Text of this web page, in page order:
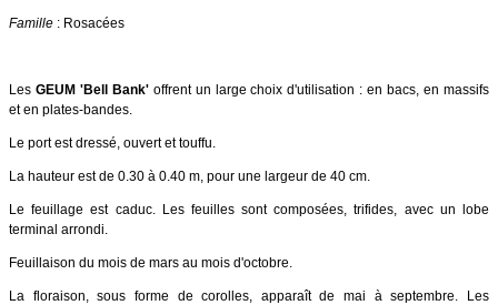
Famille : Rosacées
Les GEUM 'Bell Bank' offrent un large choix d'utilisation : en bacs, en massifs
et en plates-bandes.
Le port est dressé, ouvert et touffu.
La hauteur est de 0.30 à 0.40 m, pour une largeur de 40 cm.
Le feuillage est caduc. Les feuilles sont composées, trifides, avec un lobe
terminal arrondi.
Feuillaison du mois de mars au mois d'octobre.
La floraison, sous forme de corolles, apparaît de mai à septembre. Les